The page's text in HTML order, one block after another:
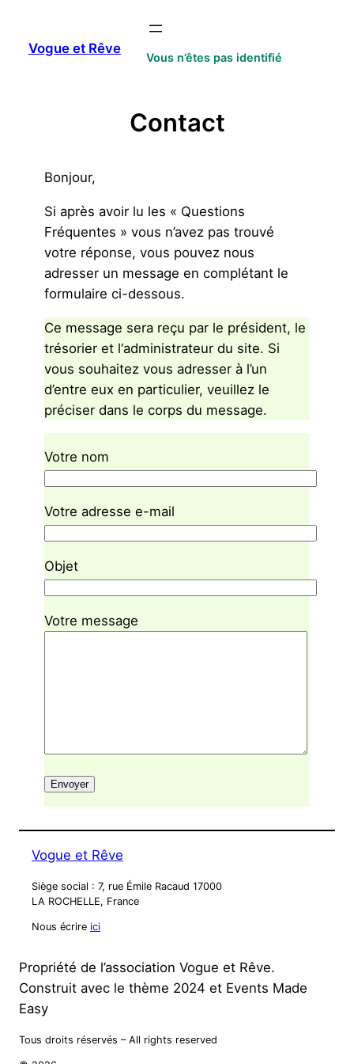
contenu
Vogue et Rêve
Vous n’êtes pas identifié
Contact
Bonjour,
Si après avoir lu les « Questions
Fréquentes » vous n’avez pas trouvé
votre réponse, vous pouvez nous
adresser un message en complétant le
formulaire ci-dessous.
Ce message sera reçu par le président, le
trésorier et l‘administrateur du site. Si
vous souhaitez vous adresser à l’un
d’entre eux en particulier, veuillez le
préciser dans le corps du message.
Votre nom
Votre adresse e-mail
Objet
Votre message
Vogue et Rêve
Siège social : 7, rue Émile Racaud 17000
LA ROCHELLE, France
Nous écrire ici
Propriété de l’association Vogue et Rêve.
Construit avec le thème 2024 et Events Made
Easy
Tous droits réservés – All rights reserved